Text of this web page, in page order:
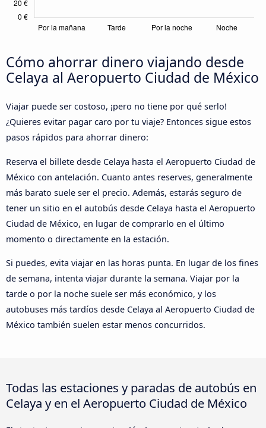
Cómo ahorrar dinero viajando desde
Celaya al Aeropuerto Ciudad de México
Viajar puede ser costoso, ¡pero no tiene por qué serlo!
¿Quieres evitar pagar caro por tu viaje? Entonces sigue estos
pasos rápidos para ahorrar dinero:
Reserva el billete desde Celaya hasta el Aeropuerto Ciudad de
México con antelación. Cuanto antes reserves, generalmente
más barato suele ser el precio. Además, estarás seguro de
tener un sitio en el autobús desde Celaya hasta el Aeropuerto
Ciudad de México, en lugar de comprarlo en el último
momento o directamente en la estación.
Si puedes, evita viajar en las horas punta. En lugar de los fines
de semana, intenta viajar durante la semana. Viajar por la
tarde o por la noche suele ser más económico, y los
autobuses más tardíos desde Celaya al Aeropuerto Ciudad de
México también suelen estar menos concurridos.
Todas las estaciones y paradas de autobús en
Celaya y en el Aeropuerto Ciudad de México